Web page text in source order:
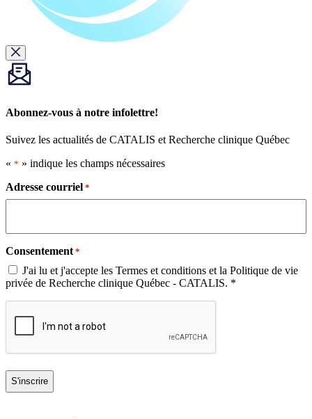
Abonnez-vous à notre infolettre!
Suivez les actualités de CATALIS et Recherche clinique Québec
« * » indique les champs nécessaires
Adresse courriel *
Consentement *
J'ai lu et j'accepte les Termes et conditions et la Politique de vie
privée de Recherche clinique Québec - CATALIS. *